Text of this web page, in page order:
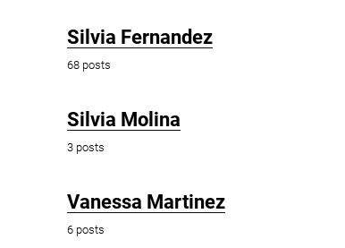
Silvia Fernandez
68 posts
Silvia Molina
3 posts
Vanessa Martinez
6 posts